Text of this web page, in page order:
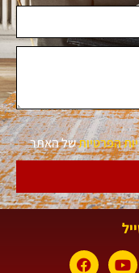
הפרטיותשל האתר